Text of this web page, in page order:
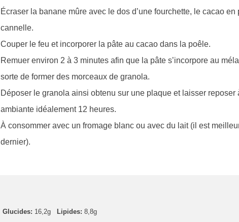
Écraser la banane mûre avec le dos d’une fourchette, le cacao en
cannelle.
Couper le feu et incorporer la pâte au cacao dans la poêle.
Remuer environ 2 à 3 minutes afin que la pâte s’incorpore au
sorte de former des morceaux de granola.
Déposer le granola ainsi obtenu sur une plaque et laisser reposer
ambiante idéalement 12 heures.
À consommer avec un fromage blanc ou avec du lait (il est
dernier).
Glucides: 16,2g Lipides: 8,8g